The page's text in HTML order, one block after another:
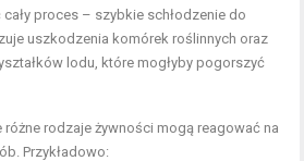
proces – szybkie schłodzenie do
uszkodzenia komórek roślinnych oraz
lodu, które mogłyby pogorszyć
różne rodzaje żywności mogą reagować na
Przykładowo: